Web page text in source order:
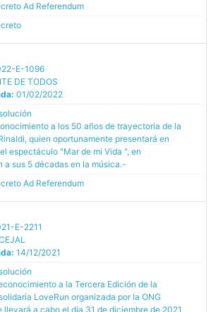
Ad Referendum
E-1096
DE TODOS
01/02/2022
a los 50 años de trayectoria de la
quien oportunamente presentará en
espectáculo "Mar de mi Vida ", en
a sus 5 décadas en la música.-
Ad Referendum
E-2211
14/12/2021
a la Tercera Edición de la
LoveRun organizada por la ONG
llevará a cabo el día 31 de diciembre de 2021